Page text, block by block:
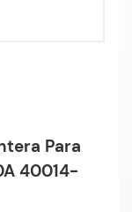
Para
40014-